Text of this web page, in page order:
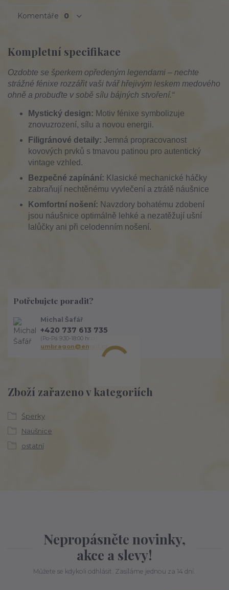
Komentáře 0
Kompletní specifikace
Ozdobte se šperkem opředeným legendami – nechte
strážné fénixe rozzářit vaši tvář hřejivým leskem medového
ohně a probuďte v sobě sílu bájných stvoření.“
Mystický design: Motiv fénixe symbolizuje
znovuzrození, sílu a novou energii.
Filigránové detaily: Jemná propracovanost
kovových prvků s tmavou patinou pro autentický
vintage vzhled.
Bezpečné zapínání: Klasické mechanické háčky
zabraňují nechtěnému vyvlečení a ztrátě náušnice
Komfortní nošení: Navzdory bohatému zdobení
jsou náušnice optimálně lehké a nezatěžují ušní
lalůčky ani při celodenním nošení.
Zboží zařazeno v kategoriích
Šperky
Naušnice
ostatní
Potřebujete poradit?
Michal Šafář
+420 737 613 735
(Po-Pá 9:30-18:00 hod.)
umbragon@email.cz
Nepropásněte novinky,
akce a slevy!
Můžete se kdykoli odhlásit. Zasíláme jednou za 14 dní.